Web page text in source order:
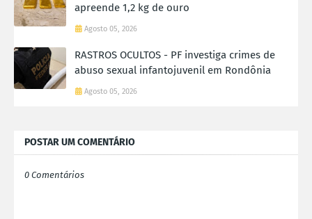
apreende 1,2 kg de ouro
Agosto 05, 2026
RASTROS OCULTOS - PF investiga crimes de
abuso sexual infantojuvenil em Rondônia
Agosto 05, 2026
POSTAR UM COMENTÁRIO
0 Comentários